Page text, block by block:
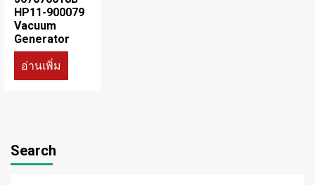
HP11-900079
Vacuum
Generator
อ่านเพิ่ม
Search